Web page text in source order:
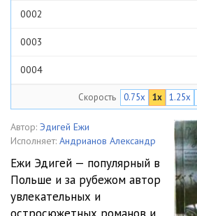
0002
0003
0004
0006
0008
0009
Скорость 0.75x 1x 1.25x
Автор: Эдигей Ежи
Исполняет: Андрианов Александр
Ежи Эдигей — популярный в
Польше и за рубежом автор
увлекательных и